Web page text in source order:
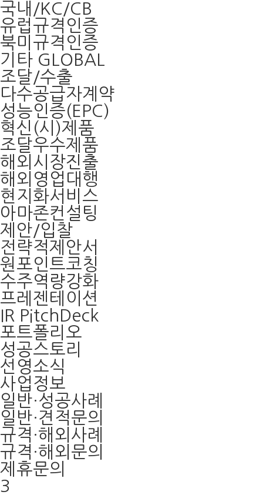
국내/KC/CB
유럽규격인증
북미규격인증
기타 GLOBAL
조달/수출
다수공급자계약
성능인증(EPC)
혁신(시)제품
조달우수제품
해외시장진출
해외영업대행
현지화서비스
아마존컨설팅
제안/입찰
전략적제안서
원포인트코칭
수주역량강화
프레젠테이션
IR PitchDeck
포트폴리오
성공스토리
선영소식
사업정보
일반·성공사례
일반·견적문의
규격·해외사례
규격·해외문의
제휴문의
3